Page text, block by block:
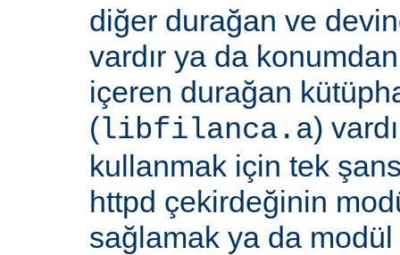
diğer durağan ve
vardır ya da
içeren durağan
(libfilanca.a)
kullanmak için tek
httpd çekirdeğinin
sağlamak ya da